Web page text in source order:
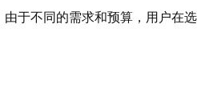
由于不同的需求和预算，用户在